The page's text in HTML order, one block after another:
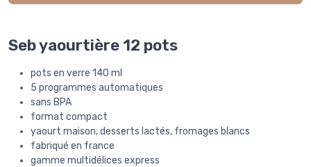
Seb yaourtière 12 pots
pots en verre 140 ml
5 programmes automatiques
sans BPA
format compact
yaourt maison, desserts lactés, fromages blancs
fabriqué en france
gamme multidélices express